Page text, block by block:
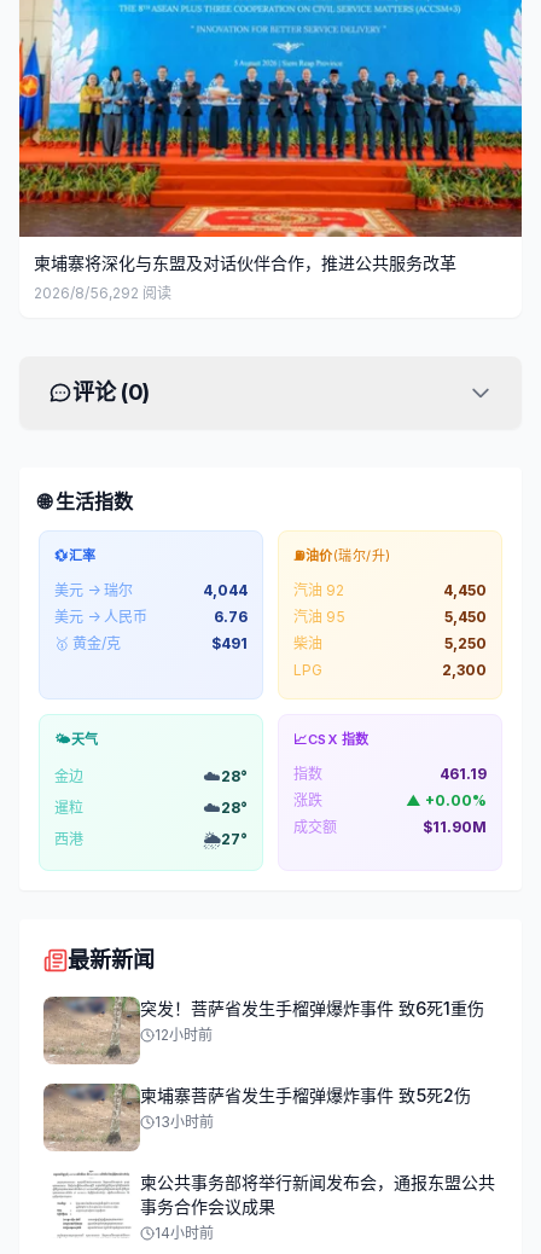
柬埔寨将深化与东盟及对话伙伴合作，推进公共服务改革
2026/8/56,292 阅读
评论 (0)
🌐 生活指数
💱汇率
美元 → 瑞尔
4,044
美元 → 人民币
6.76
🥇 黄金/克
$491
⛽油价(瑞尔/升)
汽油 92
4,450
汽油 95
5,450
柴油
5,250
LPG
2,300
🌤️天气
金边 ☁️28°
暹粒
☁️28°
西港
🌦️27°
📈CSX 指数
指数
461.19
涨跌
▲ +0.00%
成交额
$11.90M
最新新闻
突发！菩萨省发生手榴弹爆炸事件 致6死1重伤
12小时前
柬埔寨菩萨省发生手榴弹爆炸事件 致5死2伤
13小时前
柬公共事务部将举行新闻发布会，通报东盟公共
事务合作会议成果
14小时前